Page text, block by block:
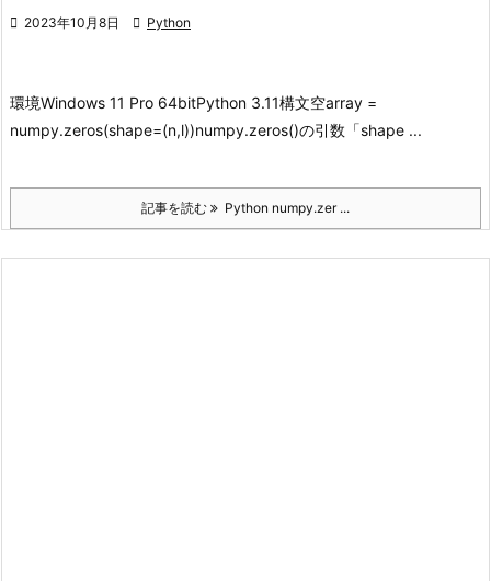
 2023年10月8日  Python
環境Windows 11 Pro 64bitPython 3.11構文空array =
numpy.zeros(shape=(n,l))numpy.zeros()の引数「shape ...
記事を読む Python numpy.zer ...